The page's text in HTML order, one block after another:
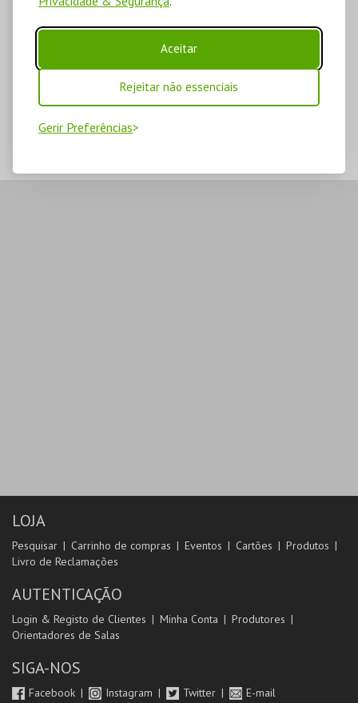
Aceitar
Rejeitar não essenciais
Gerir Preferências
LOJA
Pesquisar Carrinho de compras Eventos Cartões
Produtos
Livro de Reclamações
AUTENTICAÇÃO
Login & Registo de Clientes Minha Conta
Produtores
Orientadores de Salas
SIGA-NOS
Facebook Instagram Twitter E-mail